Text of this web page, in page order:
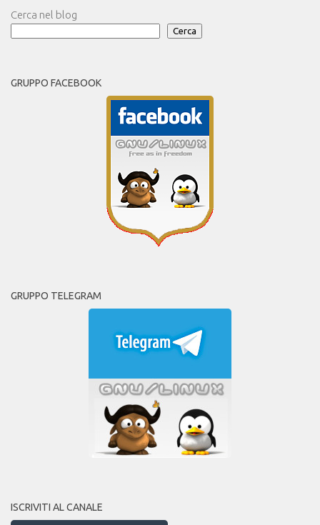
Cerca nel blog
Cerca
GRUPPO FACEBOOK
GRUPPO TELEGRAM
ISCRIVITI AL CANALE